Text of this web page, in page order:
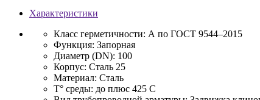
Характеристики
Класс герметичности: А по ГОСТ 9544–2015
Функция: Запорная
Диаметр (DN): 100
Корпус: Сталь 25
Материал: Сталь
T° среды: до плюс 425 С